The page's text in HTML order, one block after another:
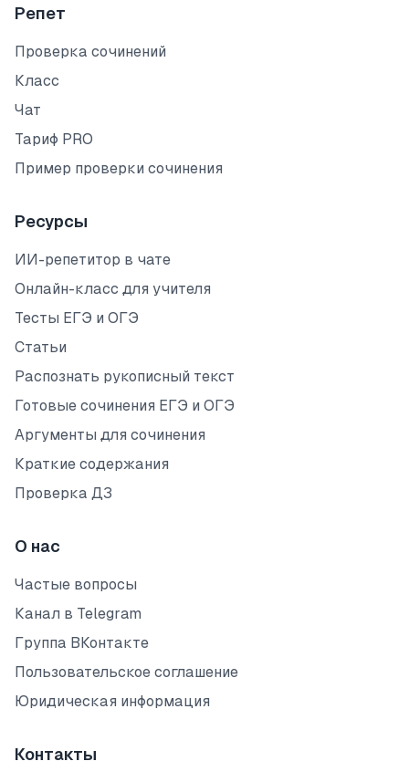
Репет
Проверка сочинений
Класс
Чат
Тариф PRO
Пример проверки сочинения
Ресурсы
ИИ-репетитор в чате
Онлайн-класс для учителя
Тесты ЕГЭ и ОГЭ
Статьи
Распознать рукописный текст
Готовые сочинения ЕГЭ и ОГЭ
Аргументы для сочинения
Краткие содержания
Проверка ДЗ
О нас
Частые вопросы
Канал в Telegram
Группа ВКонтакте
Пользовательское соглашение
Юридическая информация
Контакты